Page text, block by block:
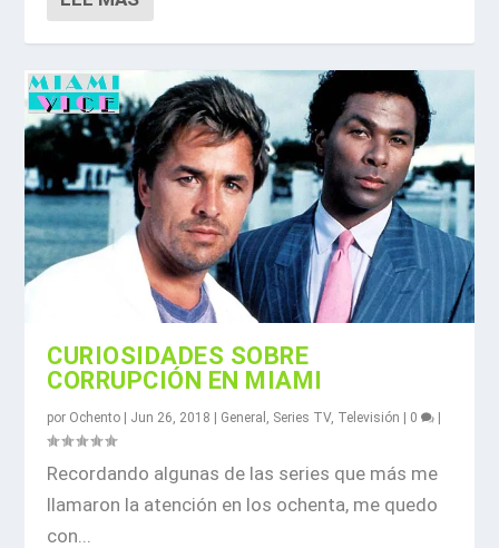
CURIOSIDADES SOBRE
CORRUPCIÓN EN MIAMI
por Ochento Jun 26, 2018 General , Series TV, Televisión 0
Recordando algunas de las series que más me
llamaron la atención en los ochenta, me quedo
con...